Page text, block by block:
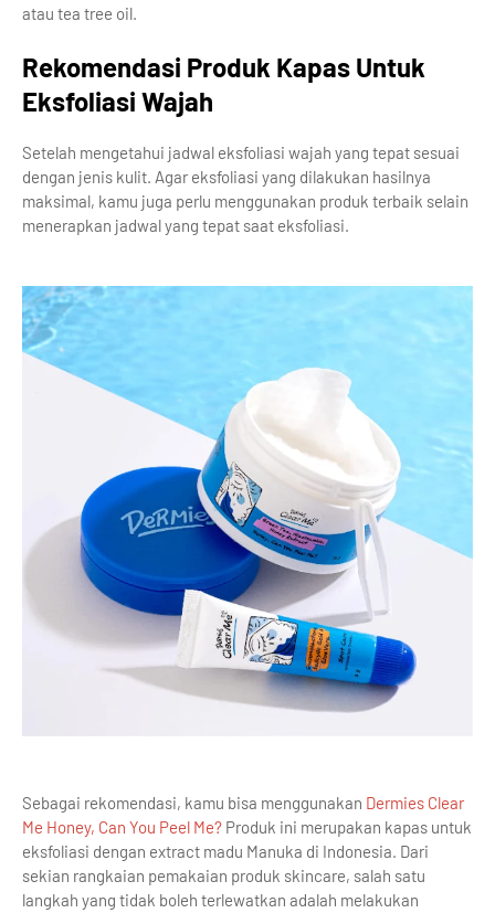
atau tea tree oil.
Rekomendasi Produk Kapas Untuk
Eksfoliasi Wajah
Setelah mengetahui jadwal eksfoliasi wajah yang tepat sesuai
dengan jenis kulit. Agar eksfoliasi yang dilakukan hasilnya
maksimal, kamu juga perlu menggunakan produk terbaik selain
menerapkan jadwal yang tepat saat eksfoliasi.
Sebagai rekomendasi, kamu bisa menggunakan Dermies Clear
Me Honey, Can You Peel Me? Produk ini merupakan kapas untuk
eksfoliasi dengan extract madu Manuka di Indonesia. Dari
sekian rangkaian pemakaian produk skincare, salah satu
langkah yang tidak boleh terlewatkan adalah melakukan